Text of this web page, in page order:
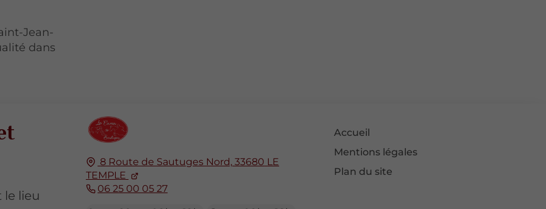
Jean-
dans
le lieu
8 Route de Sautuges Nord, 33680 LE
TEMPLE
06 25 00 05 27
Accueil
Mentions légales
Plan du site